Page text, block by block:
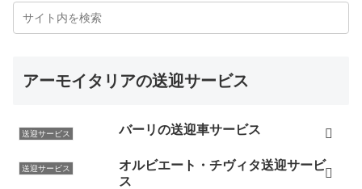
アーモイタリアの送迎サービス
送迎サービス バーリの送迎車サービス
送迎サービス
オルビエート・チヴィタ送迎サービ
ス